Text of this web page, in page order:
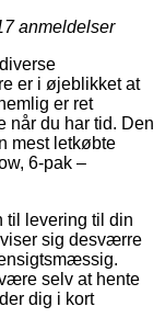
anmeldelser
er i øjeblikket at
er ret
når du har tid. Den
mest letkøbte
6-pak –
til levering til din
sig desværre
selv at hente
dig i kort